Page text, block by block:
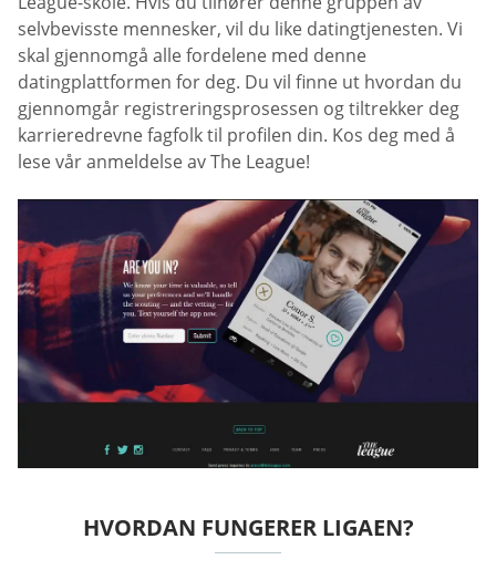
selvbevisste mennesker, vil du like datingtjenesten. Vi
skal gjennomgå alle fordelene med denne
datingplattformen for deg. Du vil finne ut hvordan du
gjennomgår registreringsprosessen og tiltrekker deg
karrieredrevne fagfolk til profilen din. Kos deg med å
lese vår anmeldelse av The League!
HVORDAN FUNGERER LIGAEN?